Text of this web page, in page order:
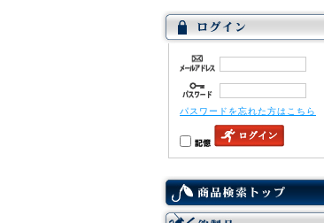
パスワードを忘れた方はこちら